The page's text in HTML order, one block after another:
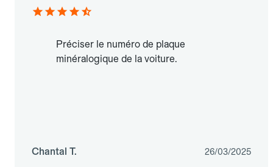
Préciser le numéro de plaque
minéralogique de la voiture.
Chantal T. 26/03/2025